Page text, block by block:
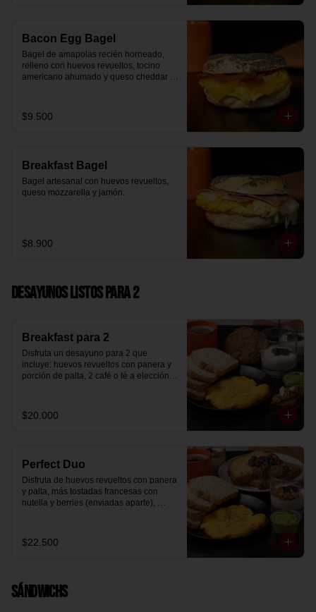
Bacon Egg Bagel
Bagel de amapolas recién horneado,
relleno con huevos revueltos, tocino
americano ahumado y queso cheddar
$9.500
Breakfast Bagel
Bagel artesanal con huevos revueltos,
queso mozzarella y jamón.
$8.900
Desayunos Listos para 2
Breakfast para 2
Disfruta un desayuno para 2 que
incluye: huevos revueltos con panera y
porción de palta, 2 café o té a elección, 2
hecha en casa, un mini brownie y galleta
de avena para compartir.
$20.000
Perfect Duo
Disfruta de huevos revueltos con panera
y palta, más tostadas francesas con
nutella y berries (enviadas aparte),
mermelada de arándanos y granola
hecha en casa.
$22.500
Sándwichs